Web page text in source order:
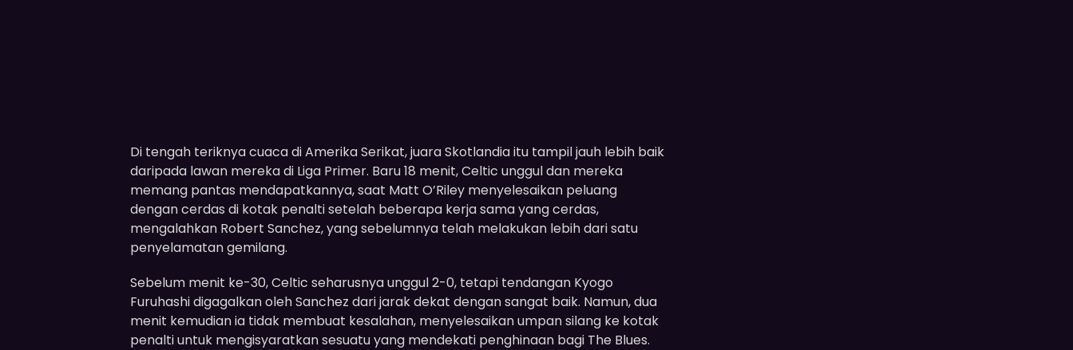
Di tengah teriknya cuaca di Amerika Serikat, juara Skotlandia itu tampil jauh lebih baik
daripada lawan mereka di Liga Primer. Baru 18 menit, Celtic unggul dan mereka
memang pantas mendapatkannya, saat Matt O’Riley menyelesaikan peluang
dengan cerdas di kotak penalti setelah beberapa kerja sama yang cerdas,
mengalahkan Robert Sanchez, yang sebelumnya telah melakukan lebih dari satu
penyelamatan gemilang.
Sebelum menit ke-30, Celtic seharusnya unggul 2-0, tetapi tendangan Kyogo
Furuhashi digagalkan oleh Sanchez dari jarak dekat dengan sangat baik. Namun, dua
menit kemudian ia tidak membuat kesalahan, menyelesaikan umpan silang ke kotak
penalti untuk mengisyaratkan sesuatu yang mendekati penghinaan bagi The Blues.